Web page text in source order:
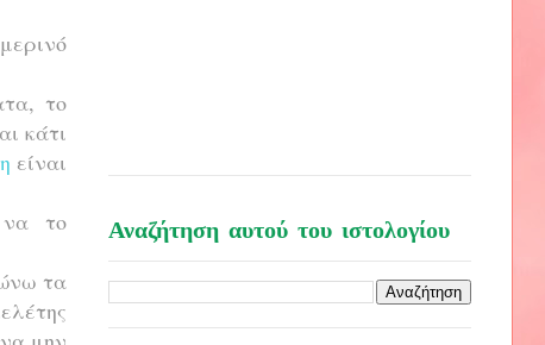
το
κάτι
είναι
να το
τα
Αναζήτηση αυτού του ιστολογίου